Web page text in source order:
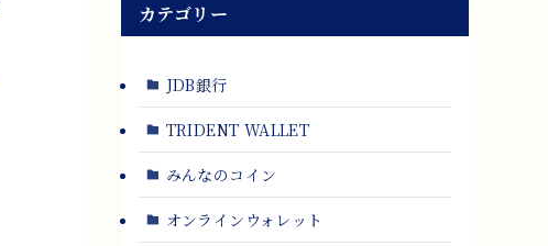
カテゴリー
JDB銀行
TRIDENT WALLET
みんなのコイン
オンラインウォレット